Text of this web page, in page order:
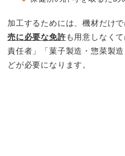
加工するためには、機材だけで
売に必要な免許も用意しなく
責任者」「菓子製造・惣菜製
どが必要になります。